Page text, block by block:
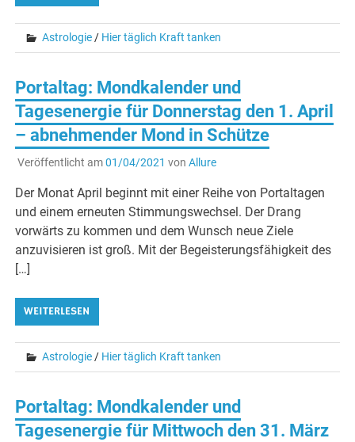
Astrologie / Hier täglich Kraft tanken
Portaltag: Mondkalender und
Tagesenergie für Donnerstag den 1. April
– abnehmender Mond in Schütze
Veröffentlicht am01/04/2021 von Allure
Der Monat April beginnt mit einer Reihe von Portaltagen
und einem erneuten Stimmungswechsel. Der Drang
vorwärts zu kommen und dem Wunsch neue Ziele
anzuvisieren ist groß. Mit der Begeisterungsfähigkeit des
[…]
WEITERLESEN
Astrologie/ Hier täglich Kraft tanken
Portaltag: Mondkalender und
Tagesenergie für Mittwoch den 31. März